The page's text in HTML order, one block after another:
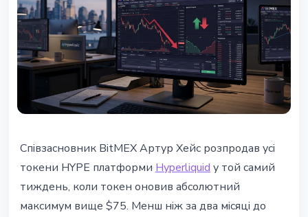
Arthur Hayes продав HYPE та
попередив: Wall Street прийде за
ринком перп'юалів
Співзасновник BitMEX Артур Хейс розпродав усі
токени HYPE платформи Hyperliquid у той самий
тиждень, коли токен оновив абсолютний
максимум вище $75. Менш ніж за два місяці до